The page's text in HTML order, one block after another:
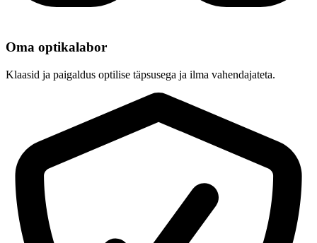
Oma optikalabor
Klaasid ja paigaldus optilise täpsusega ja ilma vahendajateta.